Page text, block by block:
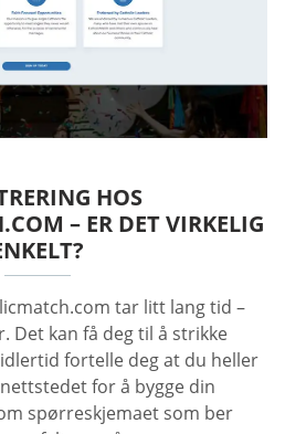
HOS
– ER DET VIRKELIG
tar litt lang tid –
Det kan få deg til å strikke
fortelle deg at du heller
for å bygge din
spørreskjemaet som ber